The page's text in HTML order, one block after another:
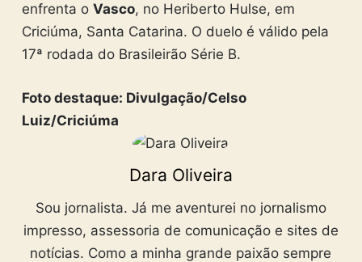
enfrenta o Vasco, no Heriberto Hulse, em
Criciúma, Santa Catarina. O duelo é válido pela
17ª rodada do Brasileirão Série B.
Foto destaque: Divulgação/Celso
Luiz/Criciúma
Dara Oliveira
Sou jornalista. Já me aventurei no jornalismo
impresso, assessoria de comunicação e sites de
notícias. Como a minha grande paixão sempre